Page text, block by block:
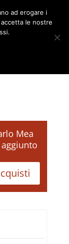
Mea
aggiunto
ad erogare i
le nostre